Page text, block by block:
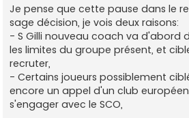
s
s
a
g
e
Je pense que cette pause dans le
sage décision, je vois deux raisons:
- S Gilli nouveau coach va d'abord
les limites du groupe présent, et
recruter,
- Certains joueurs possiblement
encore un appel d'un club
s'engager avec le SCO,